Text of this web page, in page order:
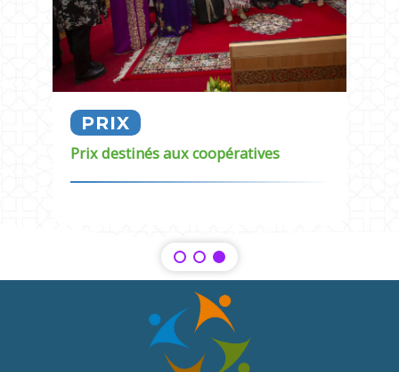
PRIX
Prix destinés aux coopératives